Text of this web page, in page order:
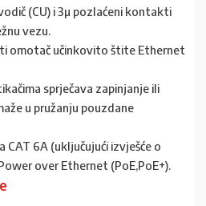
(CU) i 3µ pozlaćeni kontakti
vezu.
omotač učinkovito štite Ethernet
sprječava zapinjanje ili
u pružanju pouzdane
CAT 6A (uključujući izvješće o
over Ethernet (PoE,PoE+).